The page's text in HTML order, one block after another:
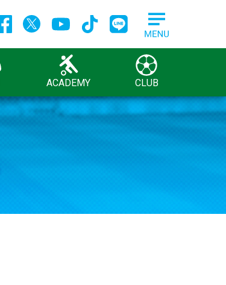
ACADEMY CLUB